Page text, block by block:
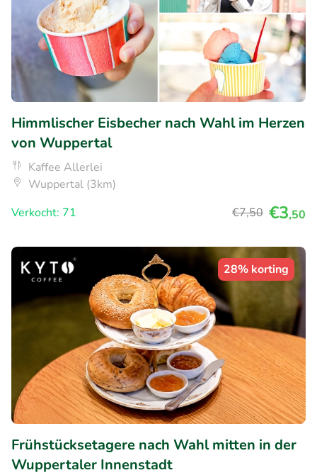
Himmlischer Eisbecher nach Wahl im Herzen
von Wuppertal
Kaffee Allerlei
Wuppertal (3km)
Verkocht: 71
€7,50 €3,50
28% korting
Frühstücksetagere nach Wahl mitten in der
Wuppertaler Innenstadt